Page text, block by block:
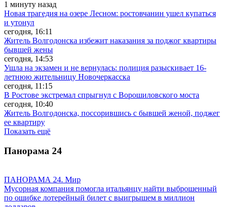
1 минуту назад
Новая трагедия на озере Лесном: ростовчанин ушел купаться
и утонул
сегодня, 16:11
Житель Волгодонска избежит наказания за поджог квартиры
бывшей жены
сегодня, 14:53
Ушла на экзамен и не вернулась: полиция разыскивает 16-
летнюю жительницу Новочеркасска
сегодня, 11:15
В Ростове экстремал спрыгнул с Ворошиловского моста
сегодня, 10:40
Житель Волгодонска, поссорившись с бывшей женой, поджег
ее квартиру
Показать ещё
Панорама 24
ПАНОРАМА 24. Мир
Мусорная компания помогла итальянцу найти выброшенный
по ошибке лотерейный билет с выигрышем в миллион